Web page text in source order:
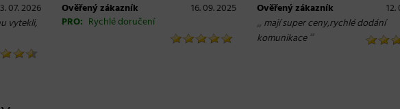
07. 2026
vytekli,
Ověřený zákazník
16. 09. 2025
PRO: Rychlé doručení
Ověřený zákazník
„ mají super ceny,rychlé dodání
komunikace“